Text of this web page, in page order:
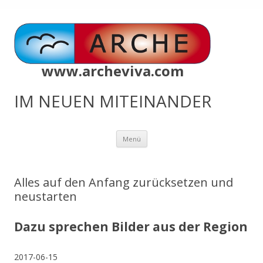
www.archeviva.com
IM NEUEN MITEINANDER
Menü Zum
springen
Alles auf den Anfang zurücksetzen und
neustarten
Dazu sprechen Bilder aus der Region
2017-06-15